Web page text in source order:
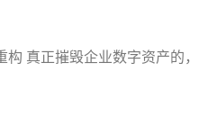
真正摧毁企业数字资产的，